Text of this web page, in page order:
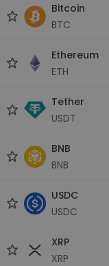
Bitcoin
BTC
Ethereum
ETH
Tether
USDT
BNB
BNB
USDC
USDC
XRP
XRP